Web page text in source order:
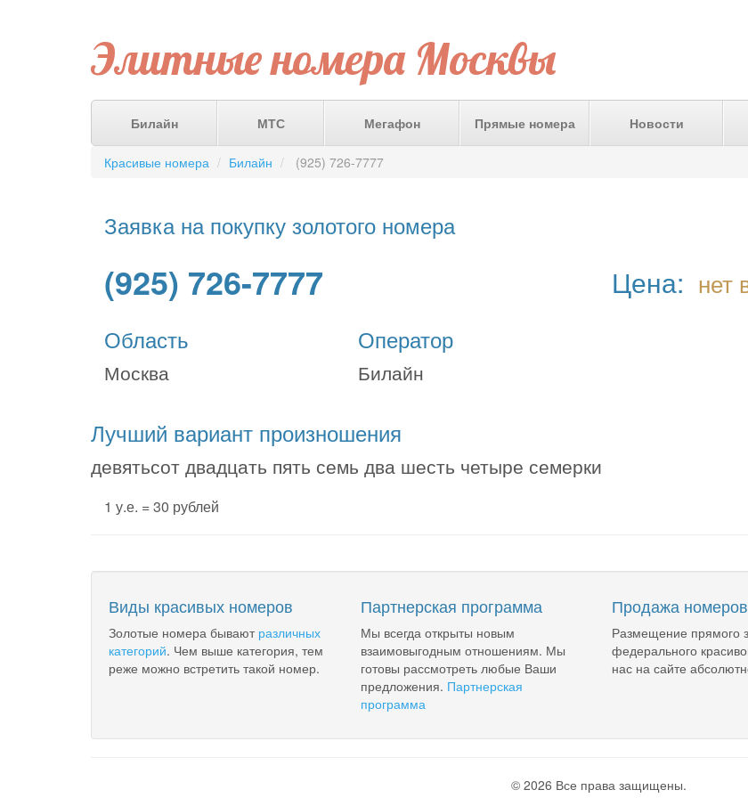
Элитные номера Москвы
Билайн МТС Мегафон Прямые номера Новости
Красивые номера Билайн (925) 726-7777
Заявка на покупку золотого номера
(925) 726-7777 Цена: нет
Область
Москва
Оператор
Билайн
Лучший вариант произношения
девятьсот двадцать пять семь два шесть четыре семерки
1 у.е. = 30 рублей
Виды красивых номеров
Золотые номера бывают различных
категорий. Чем выше категория, тем
реже можно встретить такой номер.
Партнерская программа
Мы всегда открыты новым
взаимовыгодным отношениям. Мы
готовы рассмотреть любые Ваши
предложения. Партнерская
программа
Продажа номеров
Размещение прямого
федерального
нас на сайте
© 2026 Все права защищены.